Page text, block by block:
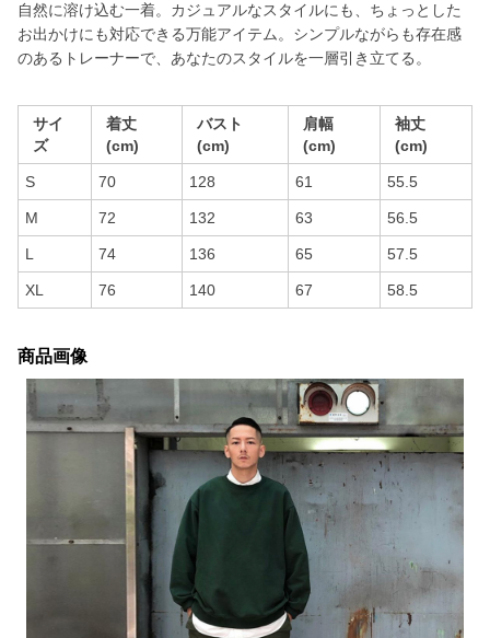
自然に溶け込む一着。カジュアルなスタイルにも、ちょっとした
お出かけにも対応できる万能アイテム。シンプルながらも存在感
のあるトレーナーで、あなたのスタイルを一層引き立てる。
サイ
ズ
着丈
(cm)
バスト
(cm)
肩幅
(cm)
袖丈
(cm)
S 70 128 61 55.5
M 72 132 63 56.5
L 74 136 65 57.5
XL 76 140 67 58.5
商品画像